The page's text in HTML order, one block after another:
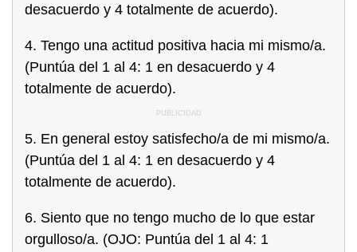
desacuerdo y 4 totalmente de acuerdo).
4. Tengo una actitud positiva hacia mi mismo/a.
(Puntúa del 1 al 4: 1 en desacuerdo y 4
totalmente de acuerdo).
5. En general estoy satisfecho/a de mi mismo/a.
(Puntúa del 1 al 4: 1 en desacuerdo y 4
totalmente de acuerdo).
6. Siento que no tengo mucho de lo que estar
orgulloso/a. (OJO: Puntúa del 1 al 4: 1